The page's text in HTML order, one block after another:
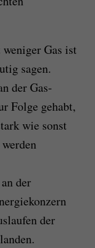
Gas ist
sagen.
der Gas-
Folge gehabt,
wie sonst
der
der